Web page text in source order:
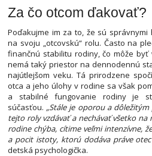
Za čo otcom ďakovať?
Poďakujme im za to, že sú
na svoju „otcovskú“ rolu. Často na
finančnú stabilitu rodiny, čo môže byť
nemá taký priestor na dennodennú
najútlejšom veku. Tá prirodzene
otca a jeho úlohy v rodine sa však
a stabilné fungovanie rodiny je
súčasťou. „Stále je oporou a
tejto roly vzdávať a nechávať všetko na
rodine chýba, cítime veľmi intenzívne,
a pocit istoty, ktorú dodáva práve otec
detská psychologička.